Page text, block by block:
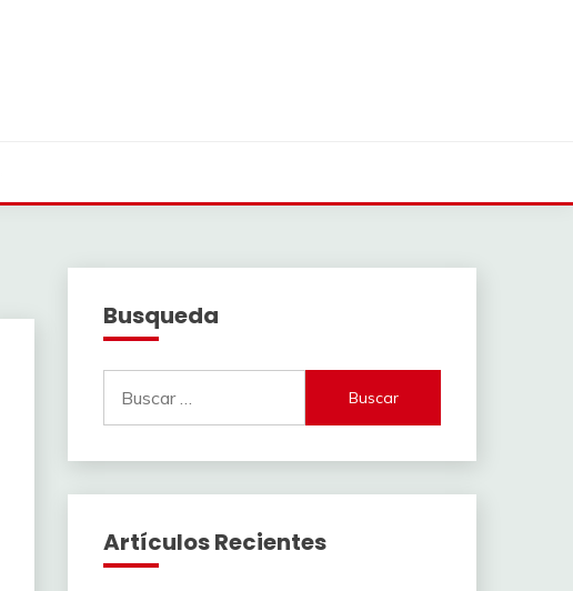
Busqueda
Artículos Recientes